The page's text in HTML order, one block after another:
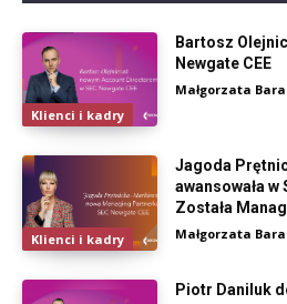
Klienci i kadry
Bartosz
Newgate CEE
Małgorzata
Klienci i kadry
Jagoda
awansowała w
Została
Małgorzata
Piotr Daniluk